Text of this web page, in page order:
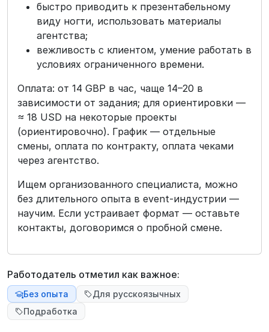
быстро приводить к презентабельному
виду ногти, использовать материалы
агентства;
вежливость с клиентом, умение работать в
условиях ограниченного времени.
Оплата: от 14 GBP в час, чаще 14–20 в
зависимости от задания; для ориентировки —
≈ 18 USD на некоторые проекты
(ориентировочно). График — отдельные
смены, оплата по контракту, оплата чеками
через агентство.
Ищем организованного специалиста, можно
без длительного опыта в event-индустрии —
научим. Если устраивает формат — оставьте
контакты, договоримся о пробной смене.
Работодатель отметил как важное:
Без опыта
Для русскоязычных
Подработка